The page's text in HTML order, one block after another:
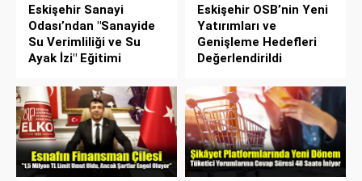
Eskişehir Sanayi
Odası’ndan "Sanayide
Su Verimliliği ve Su
Ayak İzi" Eğitimi
Eskişehir OSB’nin Yeni
Yatırımları ve
Genişleme Hedefleri
Değerlendirildi